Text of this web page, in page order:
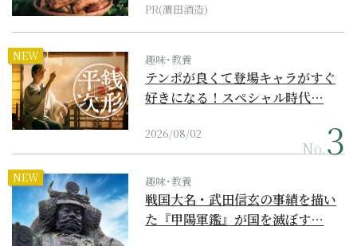
PR(濵田酒造)
NEW 趣味･教養
テンポが良くて登場キャラがすぐ
好きになる！スペシャル時代…
2026/08/02
No.
NEW 趣味･教養
戦国大名・武田信玄の事績を描い
た『甲陽軍鑑』が国を滅ぼす…